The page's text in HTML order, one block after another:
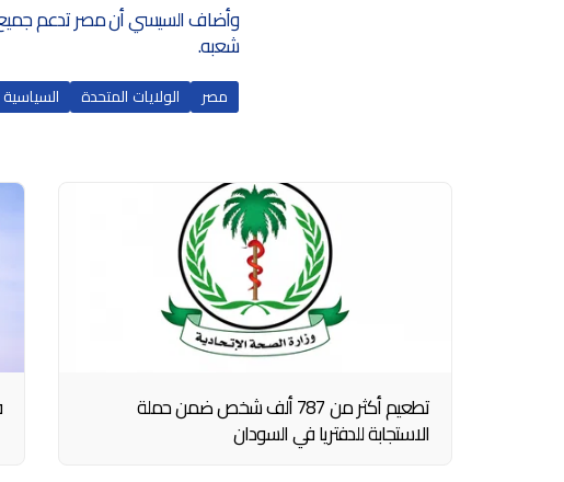
وأضاف السيسي أن مصر تدعم
شعبه.
مصر الولايات المتحدة السياسية
تطعيم أكثر من 787 ألف شخص ضمن حملة
الاستجابة للدفتريا في السودان